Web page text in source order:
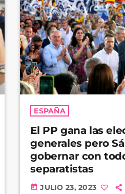
ESPAÑA
El PP gana las
generales pero
gobernar con
separatistas
today JULIO 23, 2023